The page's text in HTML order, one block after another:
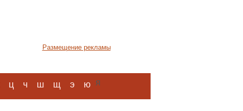
Размещение рекламы
ц ч ш щ э ю я